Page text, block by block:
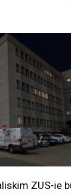
ZUS-ie